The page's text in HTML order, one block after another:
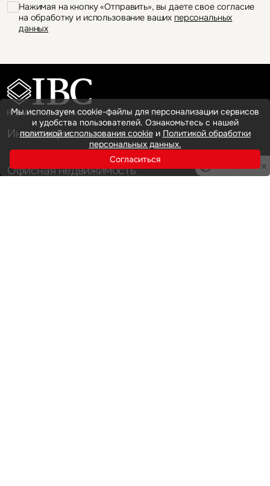
Нажимая на кнопку «Отправить», вы даете свое согласие
на обработку и использование ваших персональных
данных
Инвестиции
Офисная недвижимость
Мы используем cookie-файлы для персонализации сервисов
и удобства пользователей. Ознакомьтесь с нашей
политикой использования cookieи Политикой обработки
персональных данных.
Согласиться